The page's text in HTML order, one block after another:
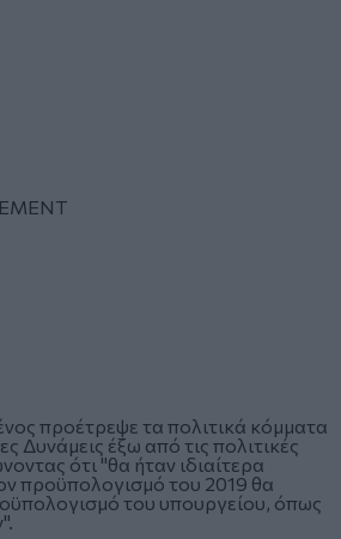
προέτρεψε τα πολιτικά κόμματα
Δυνάμεις έξω από τις πολιτικές
ότι "θα ήταν ιδιαίτερα
προϋπολογισμό του 2019 θα
του υπουργείου, όπως